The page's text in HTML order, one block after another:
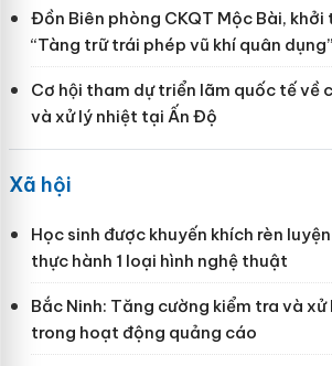
Đồn Biên phòng CKQT Mộc Bài, khởi
“Tàng trữ trái phép vũ khí quân dụng”
Cơ hội tham dự triển lãm quốc tế về
và xử lý nhiệt tại Ấn Độ
Xã hội
Học sinh được khuyến khích rèn
thực hành 1 loại hình nghệ thuật
Bắc Ninh: Tăng cường kiểm tra và
trong hoạt động quảng cáo